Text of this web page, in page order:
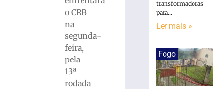
o CRB
na
segunda-
feira,
pela
13ª
rodada
Guabiruba
finais
Campeonato
Municipal
transformadoras
para...
Ler mais »
Fogo